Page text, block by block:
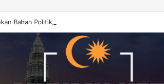
Bahan Politik, Jangan Salahkan Onn Hafiz –